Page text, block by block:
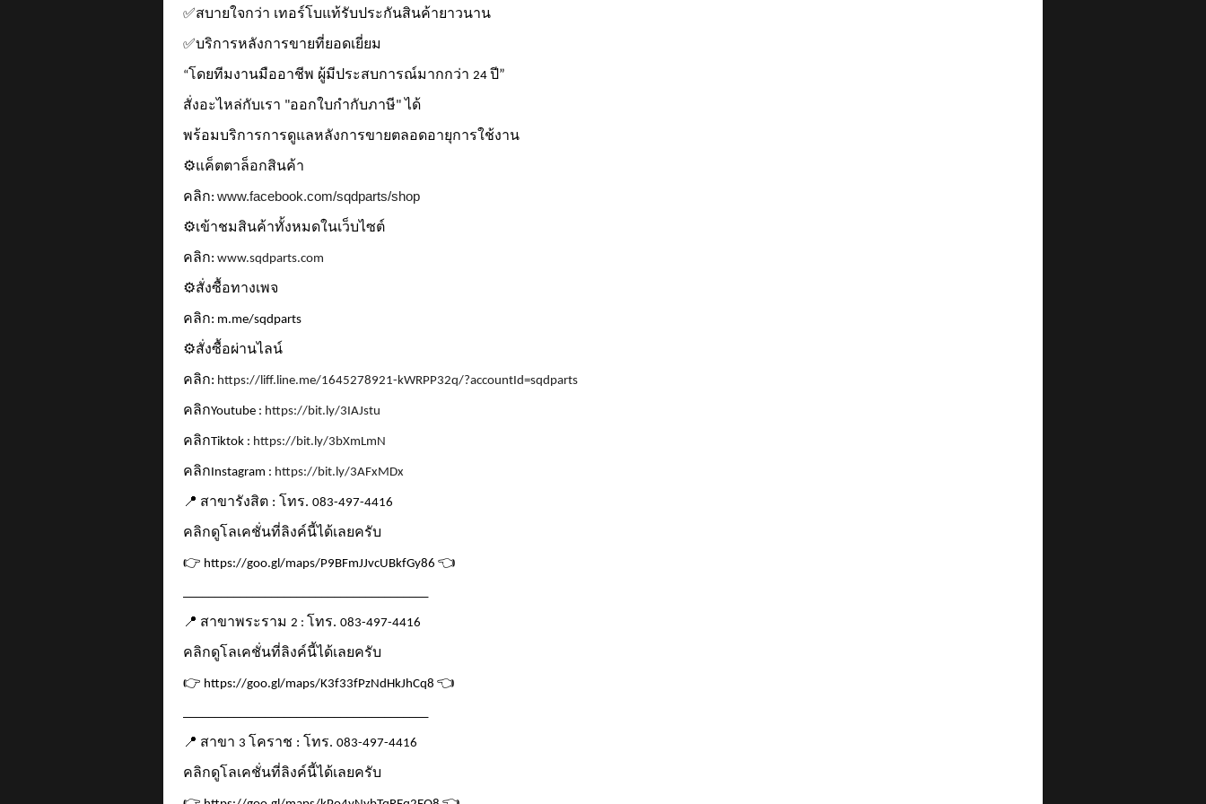
✅สบายใจกว่า เทอร์โบแท้รับประกันสินค้ายาวนาน
✅บริการหลังการขายที่ยอดเยี่ยม
“ โดยทีมงานมืออาชีพ ผู้มีประสบการณ์มากกว่า 24 ปี”
สั่งอะไหล่กับเรา "ออกใบกำกับภาษี" ได้
พร้อมบริการการดูแลหลังการขายตลอดอายุการใช้งาน
⚙️แค็ตตาล็อกสินค้า
คลิก: www.facebook.com/sqdparts/shop
⚙️เข้าชมสินค้าทั้งหมดในเว็บไซต์
คลิก: www.sqdparts.com
⚙️สั่งซื้อทางเพจ
คลิก: m.me/sqdparts
⚙️สั่งซื้อผ่านไลน์
คลิก: https://liff.line.me/1645278921-kWRPP32q/?accountId=sqdparts
คลิกYoutube : https://bit.ly/3IAJstu
คลิกTiktok : https://bit.ly/3bXmLmN
คลิกInstagram : https://bit.ly/3AFxMDx
📍 สาขารังสิต : โทร. 083-497-4416
คลิกดูโลเคชั่นที่ลิงค์นี้ได้เลยครับ
👉 https://goo.gl/maps/P9BFmJJvcUBkfGy86 👈
📍 สาขาพระราม 2 : โทร. 083-497-4416
คลิกดูโลเคชั่นที่ลิงค์นี้ได้เลยครับ
👉 https://goo.gl/maps/K3f33fPzNdHkJhCq8 👈
📍 สาขา 3 โคราช : โทร. 083-497-4416
คลิกดูโลเคชั่นที่ลิงค์นี้ได้เลยครับ